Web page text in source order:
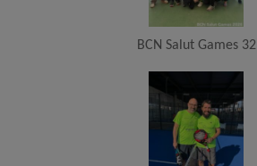
BCN Salut Games 32